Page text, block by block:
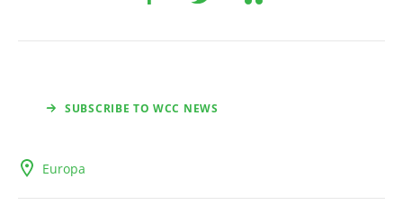
SUBSCRIBE TO WCC NEWS
Europa